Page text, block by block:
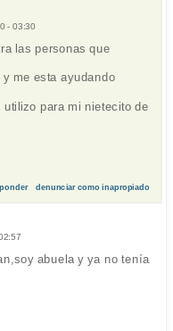
- 03:30
las personas que
me esta ayudando
utilizo para mi nietecito de
denunciar como inapropiado
abuela y ya no tenía